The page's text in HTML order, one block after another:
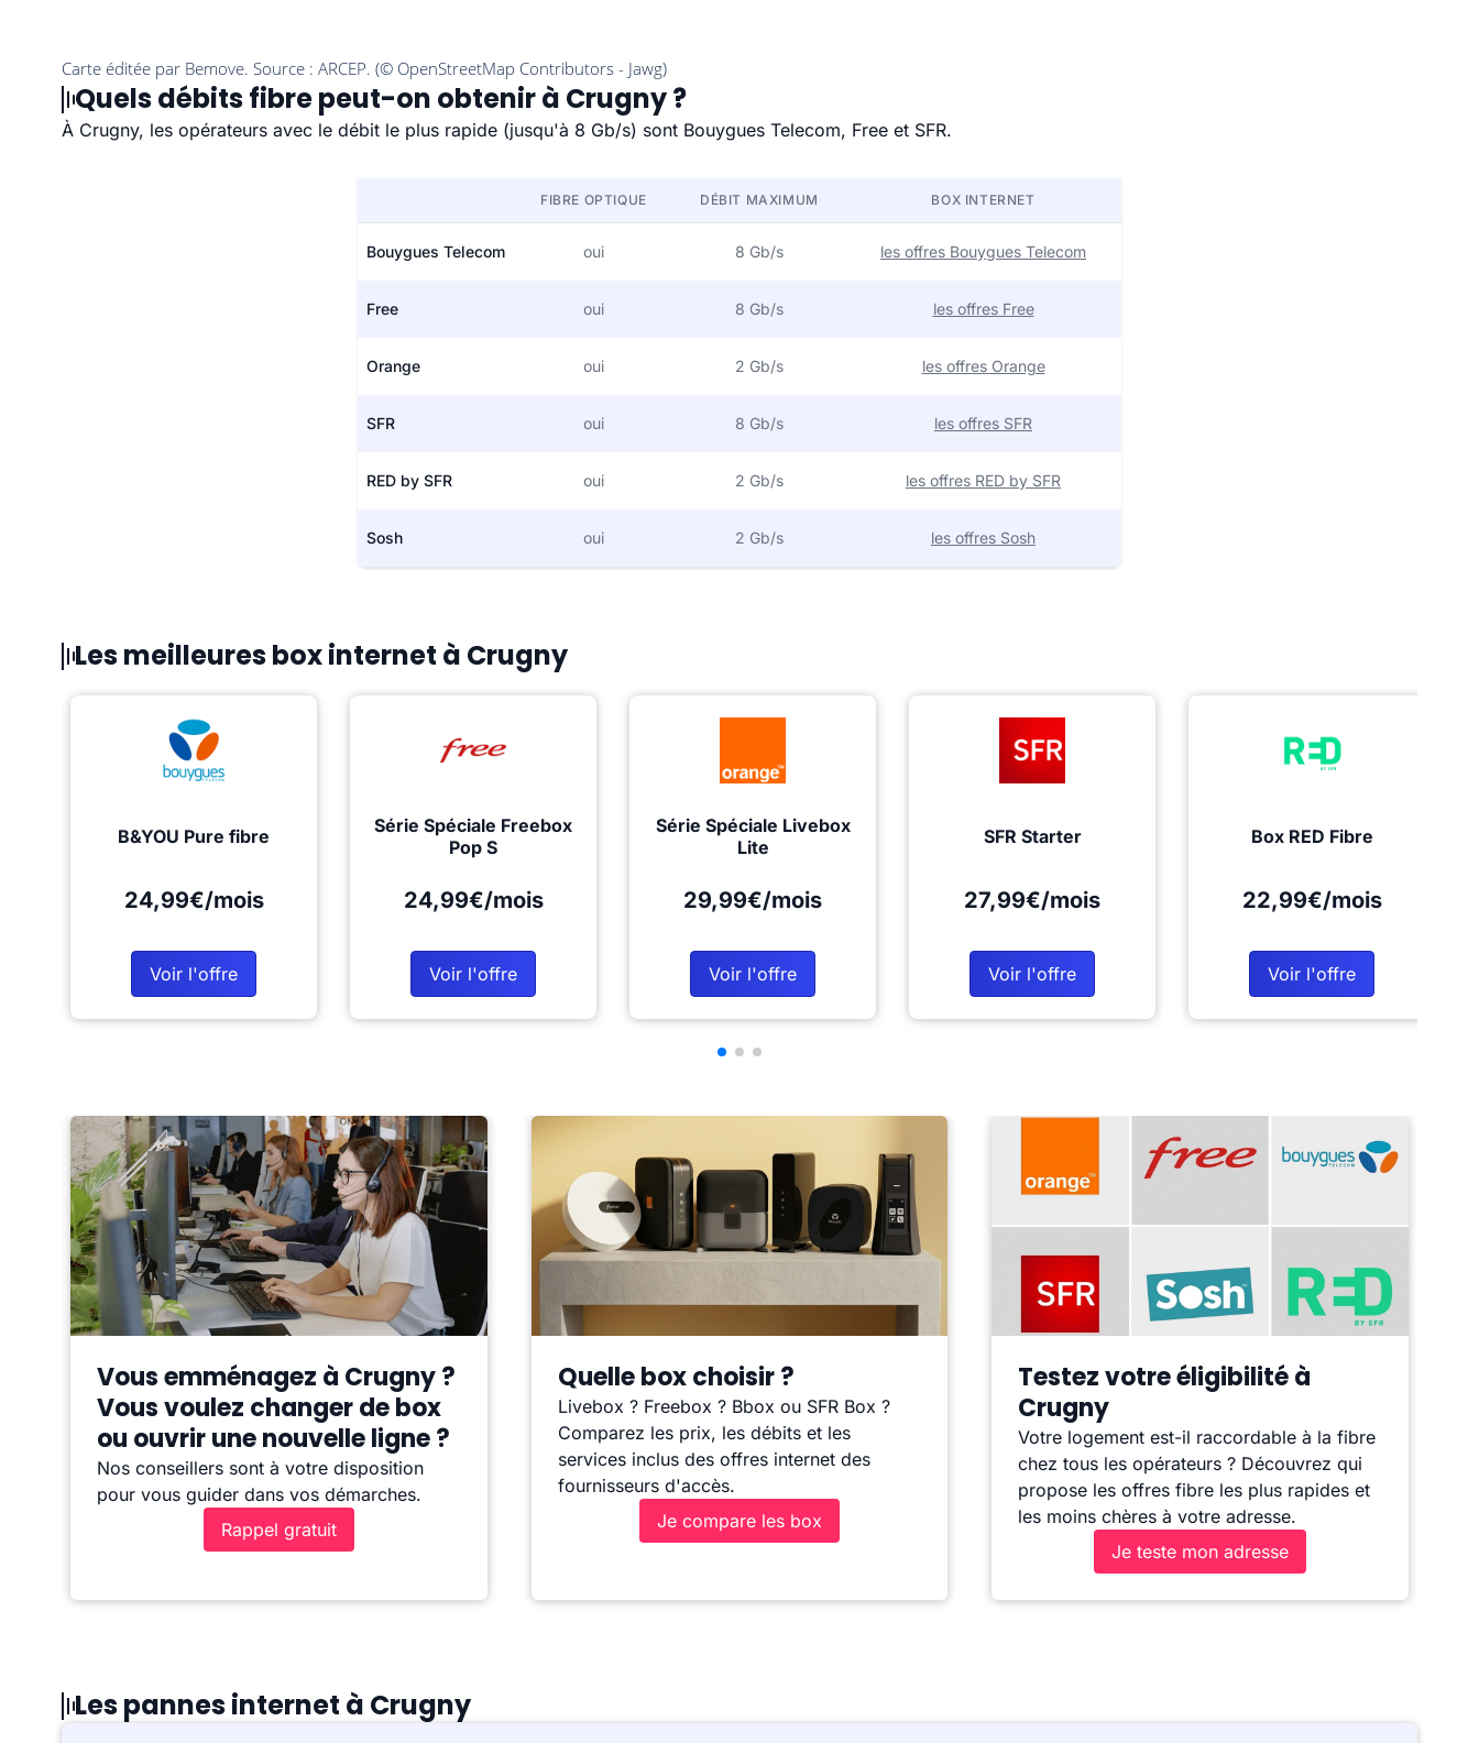
Quels débits fibre peut-on obtenir à Crugny ?
À Crugny, les opérateurs avec le débit le plus rapide (jusqu'à 8 Gb/s) sont Bouygues Telecom, Free et SFR.
FIBRE OPTIQUE DÉBIT MAXIMUM BOX INTERNET
Bouygues Telecom oui 8 Gb/s les offres Bouygues Telecom
Free oui 8 Gb/s les offres Free
Orange oui 2 Gb/s les offres Orange
SFR oui 8 Gb/s les offres SFR
RED by SFR oui 2 Gb/s les offres RED by SFR
Sosh oui 2 Gb/s les offres Sosh
Les meilleures box internet à Crugny
B&YOU Pure fibre
24,99€/mois
Voir l'offre
Série Spéciale Freebox
Pop S
24,99€/mois
Voir l'offre
Série Spéciale Livebox
Lite
29,99€/mois
Voir l'offre
SFR Starter
27,99€/mois
Voir l'offre
Box RED Fibre
22,99€/mois
Voir l'offre
Vous emménagez à Crugny ?
Vous voulez changer de box
ou ouvrir une nouvelle ligne ?
Nos conseillers sont à votre disposition
pour vous guider dans vos démarches.
Rappel gratuit
Quelle box choisir ?
Livebox ? Freebox ? Bbox ou SFR Box ?
Comparez les prix, les débits et les
services inclus des offres internet des
fournisseurs d'accès.
Je compare les box
Testez votre éligibilité à
Crugny
Votre logement est-il raccordable à la fibre
chez tous les opérateurs ? Découvrez qui
propose les offres fibre les plus rapides et
les moins chères à votre adresse.
Je teste mon adresse
Les pannes internet à Crugny